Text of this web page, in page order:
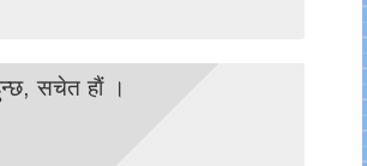
सचेत हाैं ।